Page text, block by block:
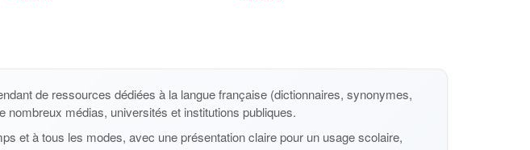
de ressources dédiées à la langue française (dictionnaires, synonymes,
médias, universités et institutions publiques.
et à tous les modes, avec une présentation claire pour un usage scolaire,